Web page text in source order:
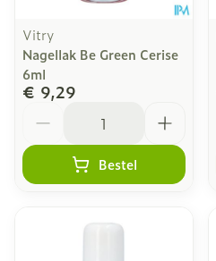
Vitry
Nagellak Be Green Cerise
6ml
€ 9,29
Bestel